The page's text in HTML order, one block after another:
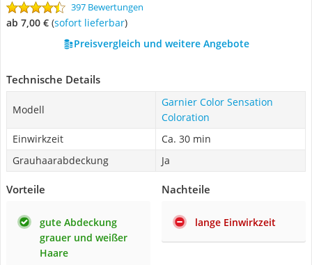
397 Bewertungen
ab 7,00 € ( Sofort lieferbar)
Preisvergleich und weitere Angebote
Technische Details
Modell
Garnier Color Sensation
Coloration
Einwirkzeit
Ca. 30 min
Grauhaarabdeckung
Ja
Vorteile
gute Abdeckung
grauer und weißer
Haare
Nachteile
lange Einwirkzeit